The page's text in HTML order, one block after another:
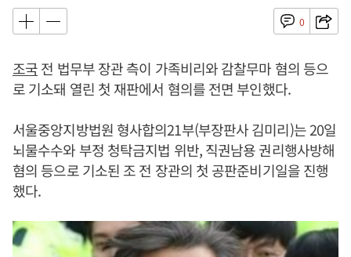
0
조국전 법무부 장관 측이 가족비리와 감찰무마 혐의 등으
로 기소돼 열린 첫 재판에서 혐의를 전면 부인했다.
서울중앙지방법원 형사합의21부(부장판사 김미리)는 20일
뇌물수수와 부정 청탁금지법 위반, 직권남용 권리행사방해
혐의 등으로 기소된 조 전 장관의 첫 공판준비기일을 진행
했다.